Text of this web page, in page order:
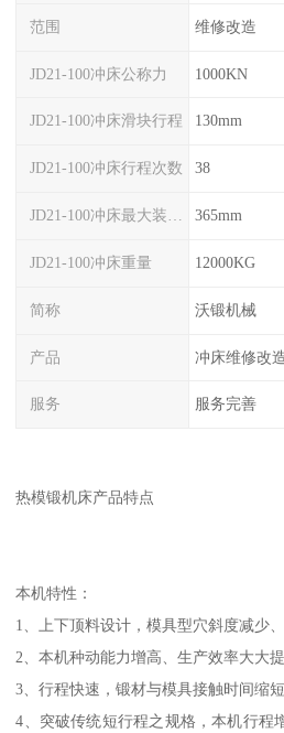
范围 维修改造
JD21-100冲床公称力 1000KN
JD21-100冲床滑块行程 130mm
JD21-100冲床行程次数 38
365mm
JD21-100冲床重量 12000KG
简称 沃锻机械
产品 冲床维修改
服务 服务完善
热模锻机床产品特点
本机特性：
1、上下顶料设计，模具型穴斜度减少
2、本机种动能力增高、生产效率大大
3、行程快速，锻材与模具接触时间缩
4、突破传统短行程之规格，本机行程